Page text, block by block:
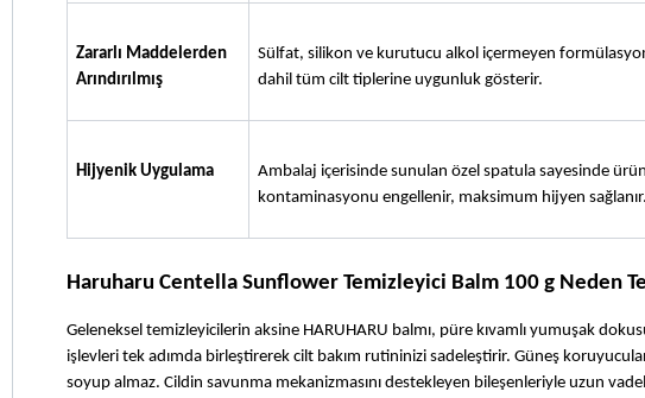
Zararlı Maddelerden
Arındırılmış
Sülfat, silikon ve kurutucu alkol içermeyen
dahil tüm cilt tiplerine uygunluk gösterir.
Hijyenik Uygulama
Ambalaj içerisinde sunulan özel spatula sayesinde
kontaminasyonu engellenir, maksimum hijyen sağlanır.
Haruharu Centella Sunflower Temizleyici Balm 100 g Neden
Geleneksel temizleyicilerin aksine HARUHARU balmı, püre kıvamlı yumuşak
işlevleri tek adımda birleştirerek cilt bakım rutininizi sadeleştirir. Güneş
soyup almaz. Cildin savunma mekanizmasını destekleyen bileşenleriyle uzun